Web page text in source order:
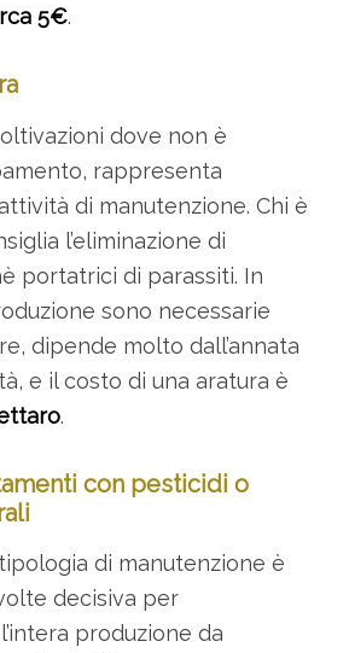
5€.
dove non è
rappresenta
di manutenzione. Chi è
l’eliminazione di
portatrici di parassiti. In
sono necessarie
dipende molto dall’annata
e il costo di una aratura è
.
con pesticidi o
di manutenzione è
decisiva per
produzione da